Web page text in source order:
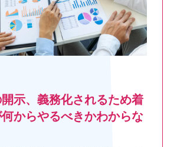
示、義務化されるため着
からやるべきかわからな